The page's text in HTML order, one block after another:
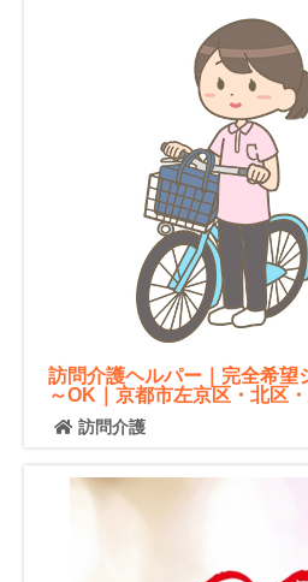
訪問介護ヘルパー｜完全希望
～OK｜京都市左京区・北区
訪問介護